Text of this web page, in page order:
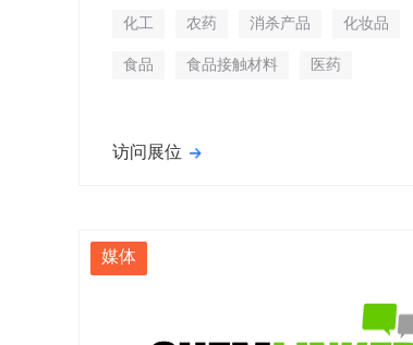
化工 农药 消杀产品 化妆品
食品 食品接触材料 医药
访问展位
媒体